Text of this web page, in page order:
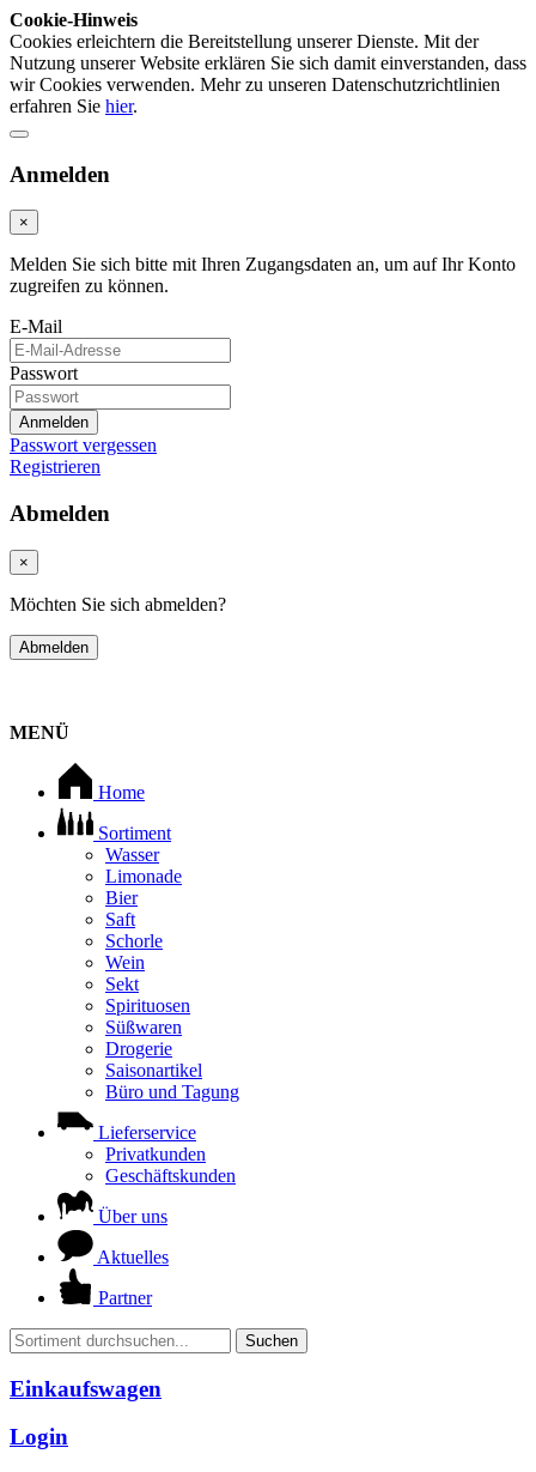
Cookie-Hinweis
Cookies erleichtern die Bereitstellung unserer Dienste. Mit der
Nutzung unserer Website erklären Sie sich damit einverstanden, dass
wir Cookies verwenden. Mehr zu unseren Datenschutzrichtlinien
erfahren Sie hier.
Anmelden
×
Melden Sie sich bitte mit Ihren Zugangsdaten an, um auf Ihr Konto
zugreifen zu können.
E-Mail
Passwort
Anmelden
Passwort vergessen
Registrieren
Abmelden
×
Möchten Sie sich abmelden?
Abmelden
MENÜ
Home
Sortiment
Wasser
Limonade
Bier
Saft
Schorle
Wein
Sekt
Spirituosen
Süßwaren
Drogerie
Saisonartikel
Büro und Tagung
Lieferservice
Privatkunden
Geschäftskunden
Über uns
Aktuelles
Partner
Suchen
Einkaufswagen
Login